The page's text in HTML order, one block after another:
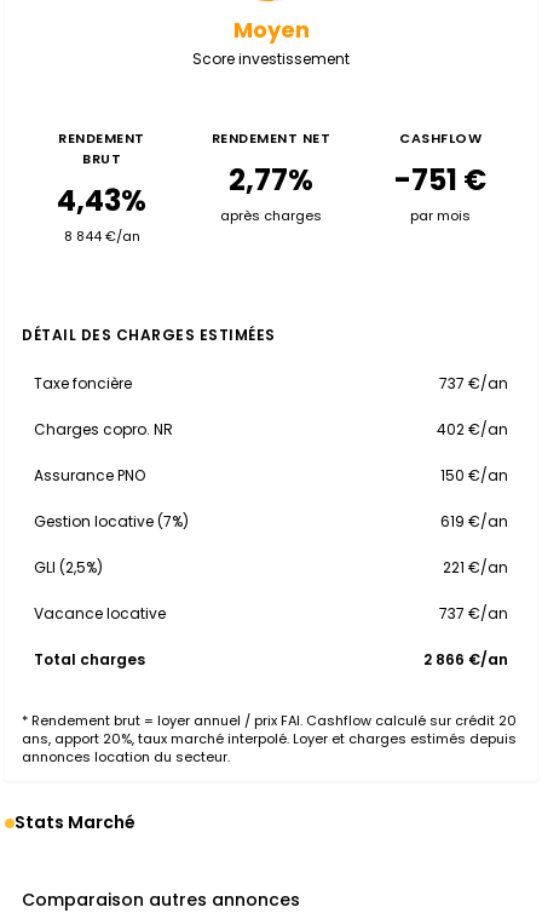
Moyen
Score investissement
RENDEMENT
BRUT
4,43%
8 844 €/an
RENDEMENT NET
2,77%
après charges
CASHFLOW
-751 €
par mois
DÉTAIL DES CHARGES ESTIMÉES
Taxe foncière 737 €/an
Charges copro. NR 402 €/an
Assurance PNO 150 €/an
Gestion locative (7%) 619 €/an
GLI (2,5%) 221 €/an
Vacance locative 737 €/an
Total charges 2 866 €/an
* Rendement brut = loyer annuel / prix FAI. Cashflow calculé sur crédit 20
ans, apport 20%, taux marché interpolé. Loyer et charges estimés depuis
annonces location du secteur.
Stats Marché
Comparaison autres annonces